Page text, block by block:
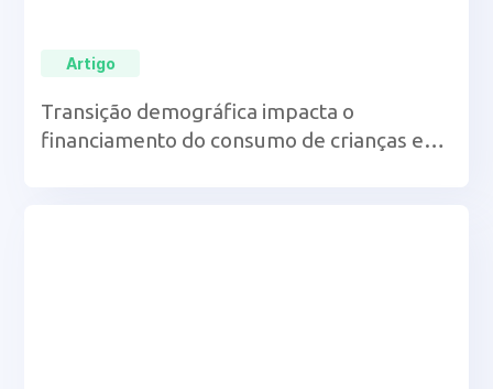
Artigo
Transição demográfica impacta o
financiamento do consumo de crianças e